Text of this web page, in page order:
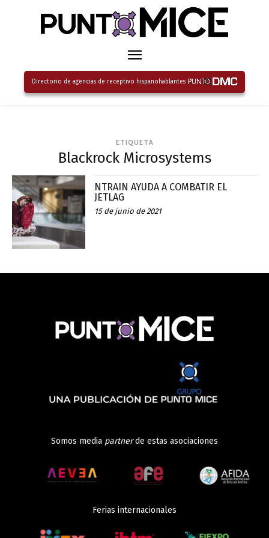
Directorio de agencias de receptivo hispanohablantes
ETIQUETA
Blackrock Microsystems
NTRAIN AYUDA A COMBATIR EL
JETLAG
15 de junio de 2021
Somos media partnerde estas asociaciones
Ferias internacionales